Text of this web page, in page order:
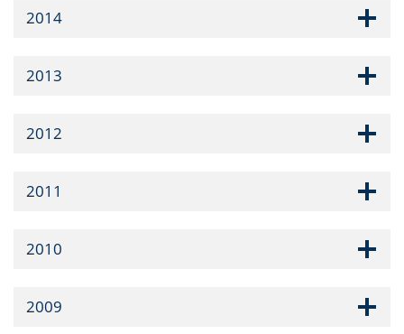
2014
2013
2012
2011
2010
2009